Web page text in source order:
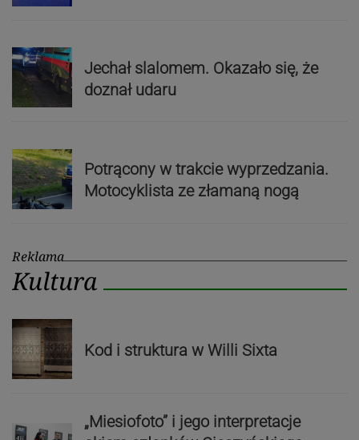
Jechał slalomem. Okazało się, że
doznał udaru
Potrącony w trakcie wyprzedzania.
Motocyklista ze złamaną nogą
Reklama
Kultura
Kod i struktura w Willi Sixta
„Miesiofoto” i jego interpretacje